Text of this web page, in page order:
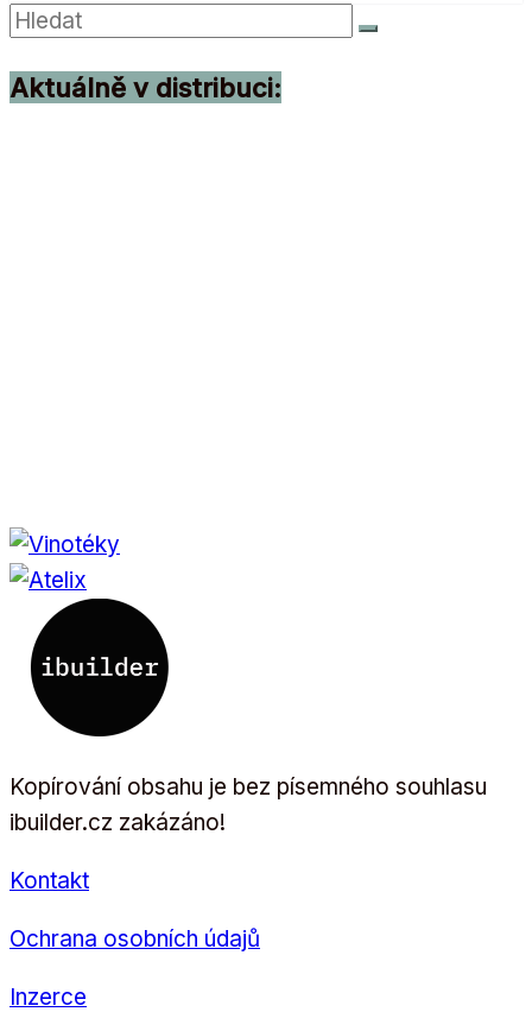
Aktuálně v distribuci:
Kopírování obsahu je bez písemného souhlasu
ibuilder.cz zakázáno!
Kontakt
Ochrana osobních údajů
Inzerce